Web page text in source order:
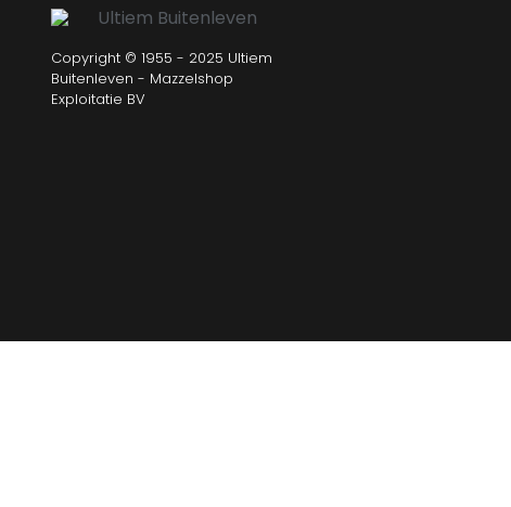
Copyright © 1955 - 2025 Ultiem
Buitenleven - Mazzelshop
Exploitatie BV